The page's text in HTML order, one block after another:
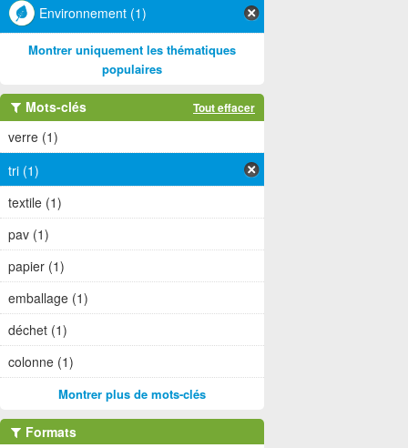
Environnement (1)
Montrer uniquement les thématiques
populaires
Mots-clés Tout effacer
verre (1)
tri (1)
textile (1)
pav (1)
papier (1)
emballage (1)
déchet (1)
colonne (1)
Montrer plus de mots-clés
Formats